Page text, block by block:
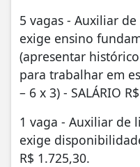
5 vagas - Auxiliar
exige ensino
(apresentar
para trabalhar em
– 6 x 3) - SALÁRIO
1 vaga - Auxiliar de
exige
R$ 1.725,30.